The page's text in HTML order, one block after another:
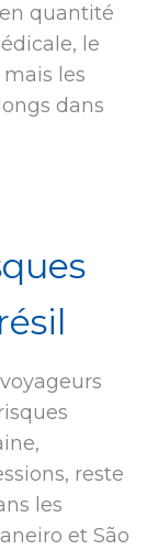
quantité
le
les
dans
reste
les
et São